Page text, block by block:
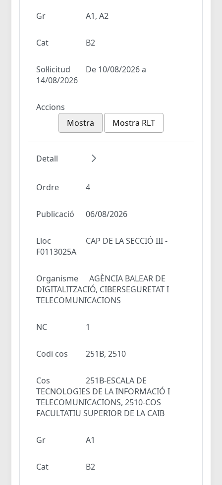
Gr A1, A2
Cat B2
Sol·licitud
De 10/08/2026 a
14/08/2026
Accions
Mostra
Mostra RLT
Detall
Ordre 4
Publicació 06/08/2026
Lloc
CAP DE LA SECCIÓ III -
F0113025A
Organisme
AGÈNCIA BALEAR DE
DIGITALITZACIÓ, CIBERSEGURETAT I
TELECOMUNICACIONS
NC 1
Codi cos 251B, 2510
Cos
251B-ESCALA DE
TECNOLOGIES DE LA INFORMACIÓ I
TELECOMUNICACIONS, 2510-COS
FACULTATIU SUPERIOR DE LA CAIB
Gr A1
Cat B2